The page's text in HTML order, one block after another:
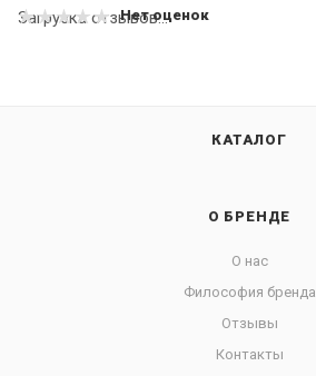
Нет оценок
Загрузка отзывов...
КАТАЛОГ
О БРЕНДЕ
О нас
Философия бренда
Отзывы
Контакты